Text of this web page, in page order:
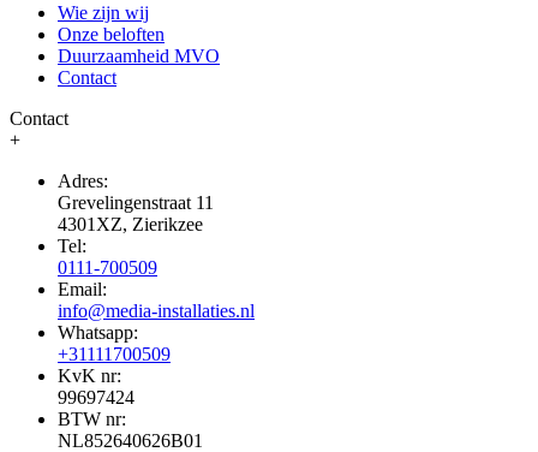
Wie zijn wij
Onze beloften
Duurzaamheid MVO
Contact
Contact
+
Adres:
Grevelingenstraat 11
4301XZ, Zierikzee
Tel:
0111-700509
Email:
info@media-installaties.nl
Whatsapp:
+31111700509
KvK nr:
99697424
BTW nr:
NL852640626B01